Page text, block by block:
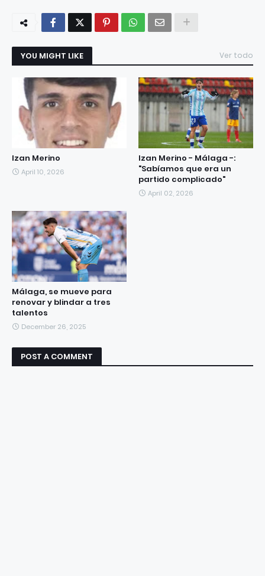
YOU MIGHT LIKE Ver todo
Izan Merino
April 10, 2026
Izan Merino - Málaga -:
"Sabíamos que era un
partido complicado"
April 02, 2026
Málaga, se mueve para
renovar y blindar a tres
talentos
December 26, 2025
POST A COMMENT